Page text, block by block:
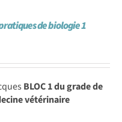
de biologie 1
BLOC 1 du grade de
vétérinaire